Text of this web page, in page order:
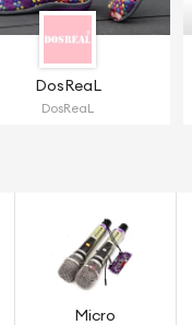
DosReaL
DosReaL
Micro